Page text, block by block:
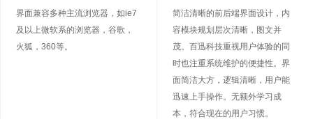
界面兼容多种主流浏览器，如ie7
及以上微软系的浏览器，谷歌，
火狐，360等。
简洁清晰的前后端界面设计，内
容模块规划层次清晰，图文并
茂。百迅科技重视用户体验的同
时也注重系统维护的便捷性。界
面简洁大方，逻辑清晰，用户能
迅速上手操作。无额外学习成
本，符合现在的用户习惯。